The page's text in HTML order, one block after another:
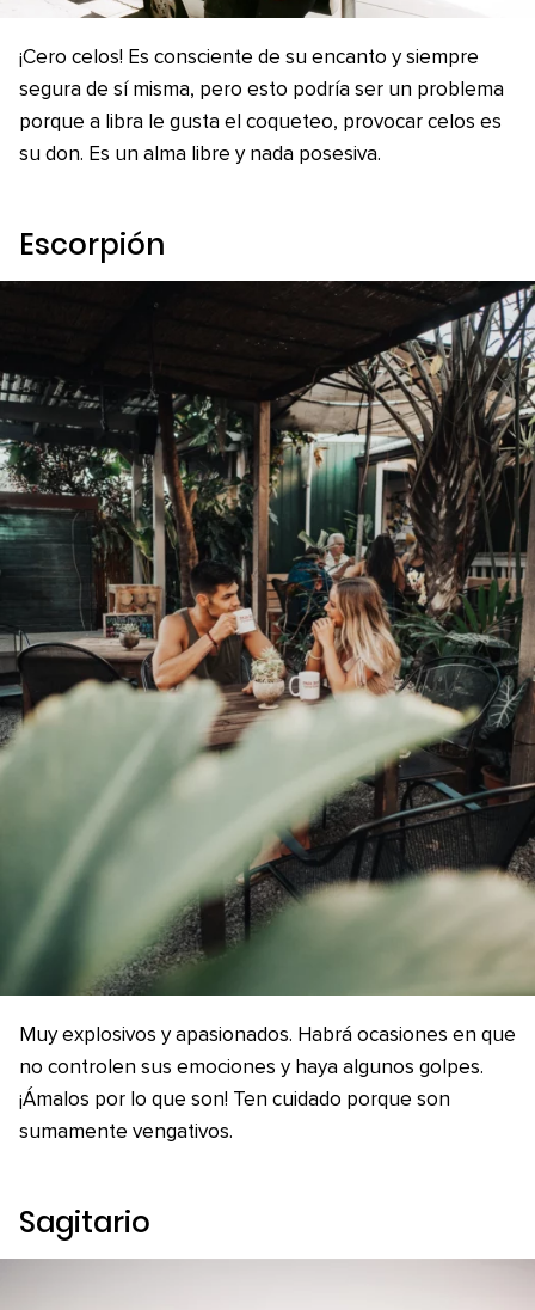
¡Cero celos! Es consciente de su encanto y siempre
segura de sí misma, pero esto podría ser un problema
porque a libra le gusta el coqueteo, provocar celos es
su don. Es un alma libre y nada posesiva.
Escorpión
Muy explosivos y apasionados. Habrá ocasiones en que
no controlen sus emociones y haya algunos golpes.
¡Ámalos por lo que son! Ten cuidado porque son
sumamente vengativos.
Sagitario